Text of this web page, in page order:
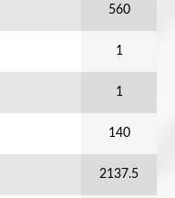
560
1
1
140
2137.5